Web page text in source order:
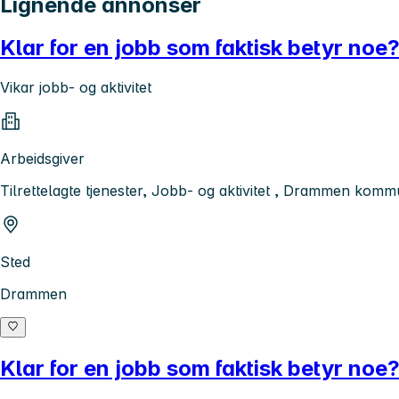
Klar for en jobb som faktisk betyr noe?
Vikar jobb- og aktivitet
Arbeidsgiver
Tilrettelagte tjenester, Jobb- og aktivitet , Drammen
Sted
Drammen
Klar for en jobb som faktisk betyr noe?